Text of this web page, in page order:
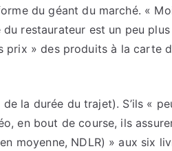
du géant du marché. «
restaurateur est un peu
prix » des produits à la carte
la durée du trajet). S’ils «
en bout de course, ils
moyenne, NDLR) » aux six